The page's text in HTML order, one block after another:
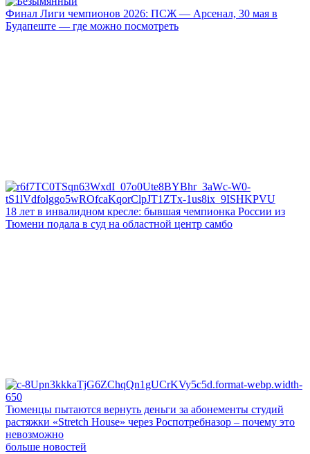
Финал Лиги чемпионов 2026: ПСЖ — Арсенал, 30 мая в
Будапеште — где можно посмотреть
18 лет в инвалидном кресле: бывшая чемпионка России из
Тюмени подала в суд на областной центр самбо
Тюменцы пытаются вернуть деньги за абонементы студий
растяжки «Stretch House» через Роспотребназор – почему это
невозможно
больше новостей